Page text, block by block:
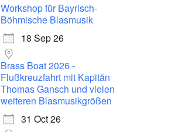
Workshop für Bayrisch-
Böhmische Blasmusik
18 Sep 26
Brass Boat 2026 -
Flußkreuzfahrt mit Kapitän
Thomas Gansch und vielen
weiteren Blasmusikgrößen
31 Oct 26